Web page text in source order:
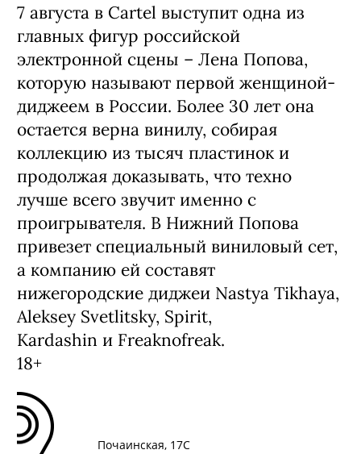
7 августа в Cartel выступит одна из
главных фигур российской
электронной сцены – Лена Попова,
которую называют первой женщиной-
диджеем в России. Более 30 лет она
остается верна винилу, собирая
коллекцию из тысяч пластинок и
продолжая доказывать, что техно
лучше всего звучит именно с
проигрывателя. В Нижний Попова
привезет специальный виниловый сет,
а компанию ей составят
нижегородские диджеи Nastya Tikhaya,
Aleksey Svetlitsky, Spirit,
Kardashin и Freaknofreak.
18+
Почаинская, 17С